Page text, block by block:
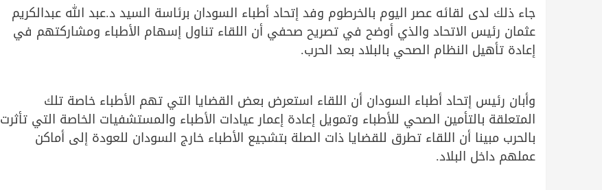
جاء ذلك لدى لقائه عصر اليوم بالخرطوم وفد إتحاد أطباء السودان برئاسة السيد د.عبد الله عبدالكريم
عثمان رئيس الاتحاد والذي أوضح في تصريح صحفي أن اللقاء تناول إسهام الأطباء ومشاركتهم في
إعادة تأهيل النظام الصحي بالبلاد بعد الحرب.
وأبان رئيس إتحاد أطباء السودان أن اللقاء استعرض بعض القضايا التي تهم الأطباء خاصة تلك
المتعلقة بالتأمين الصحي للأطباء وتمويل إعادة إعمار عيادات الأطباء والمستشفيات الخاصة التي تأثرت
بالحرب مبينا أن اللقاء تطرق للقضايا ذات الصلة بتشجيع الأطباء خارج السودان للعودة إلى أماكن
عملهم داخل البلاد.